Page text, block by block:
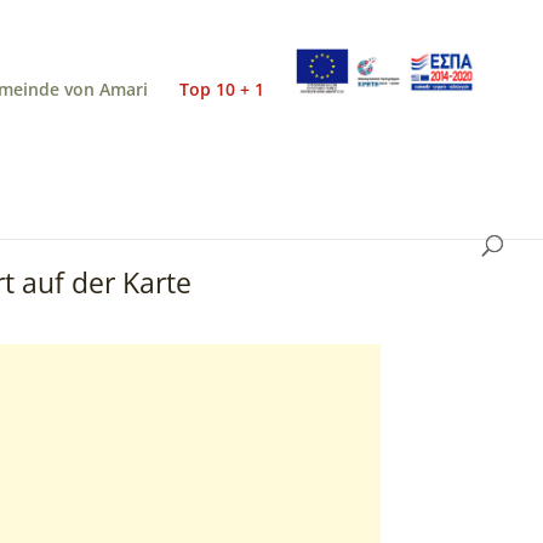
von Amari Top 10 + 1
auf der Karte